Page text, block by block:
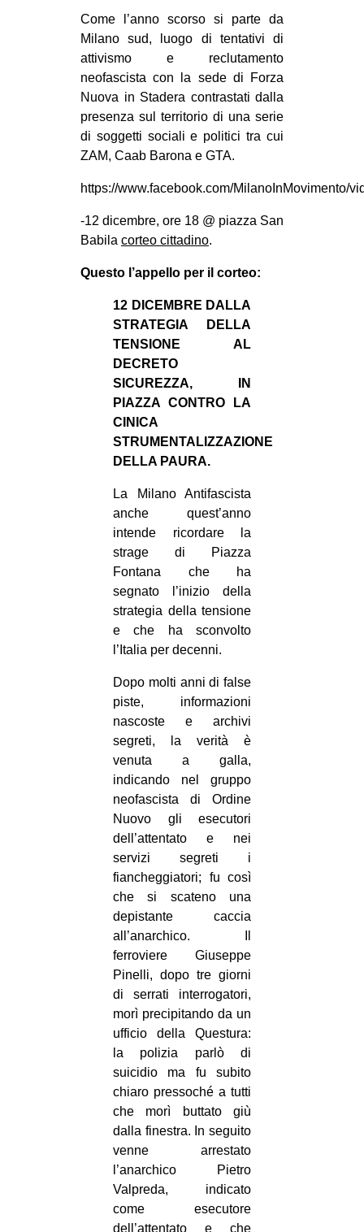
Come l’anno scorso si parte da
Milano sud, luogo di tentativi di
attivismo e reclutamento
neofascista con la sede di Forza
Nuova in Stadera contrastati dalla
presenza sul territorio di una serie
di soggetti sociali e politici tra cui
ZAM, Caab Barona e GTA.
https://www.facebook.com/MilanoInMovimento/
-12 dicembre, ore 18 @ piazza San
Babila corteo cittadino.
Questo l’appello per il corteo:
12 DICEMBRE DALLA
STRATEGIA DELLA
TENSIONE AL
DECRETO
SICUREZZA, IN
PIAZZA CONTRO LA
CINICA
STRUMENTALIZZAZIONE
DELLA PAURA.
La Milano Antifascista
anche quest’anno
intende ricordare la
strage di Piazza
Fontana che ha
segnato l’inizio della
strategia della tensione
e che ha sconvolto
l’Italia per decenni.
Dopo molti anni di false
piste, informazioni
nascoste e archivi
segreti, la verità è
venuta a galla,
indicando nel gruppo
neofascista di Ordine
Nuovo gli esecutori
dell’attentato e nei
servizi segreti i
fiancheggiatori; fu così
che si scateno una
depistante caccia
all’anarchico. Il
ferroviere Giuseppe
Pinelli, dopo tre giorni
di serrati interrogatori,
morì precipitando da un
ufficio della Questura:
la polizia parlò di
suicidio ma fu subito
chiaro pressoché a tutti
che morì buttato giù
dalla finestra. In seguito
venne arrestato
l’anarchico Pietro
Valpreda, indicato
come esecutore
dell’attentato e che